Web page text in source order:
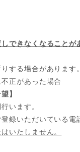
できなくなることが
する場合があります。
正があった場合
】
います。
いただいている電
いたしません。